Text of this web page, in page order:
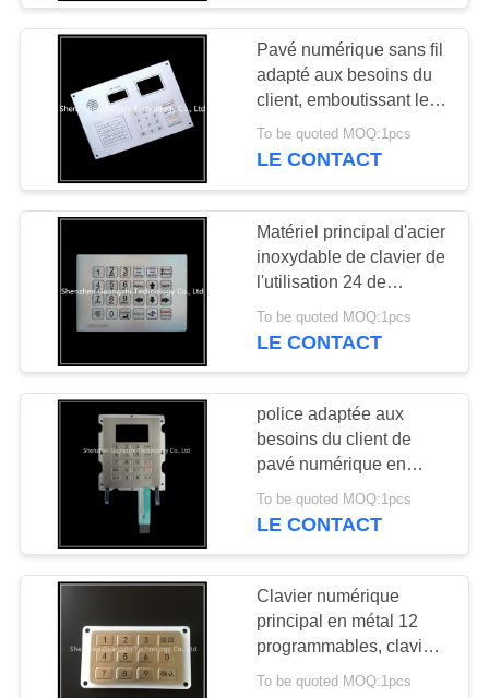
Pavé numérique sans fil
adapté aux besoins du
client, emboutissant le
clavier industriel fixe en
métal
To be quoted MOQ:1pcs
LE CONTACT
Matériel principal d'acier
inoxydable de clavier de
l'utilisation 24 de
contrôle d'accès avec
l'interface d'Usb
To be quoted MOQ:1pcs
LE CONTACT
police adaptée aux
besoins du client de
pavé numérique en
métal de 4 * de 5 Matrix
pour le distributeur de
To be quoted MOQ:1pcs
LE CONTACT
Clavier numérique
principal en métal 12
programmables, clavier
numérique résistant de
To be quoted MOQ:1pcs